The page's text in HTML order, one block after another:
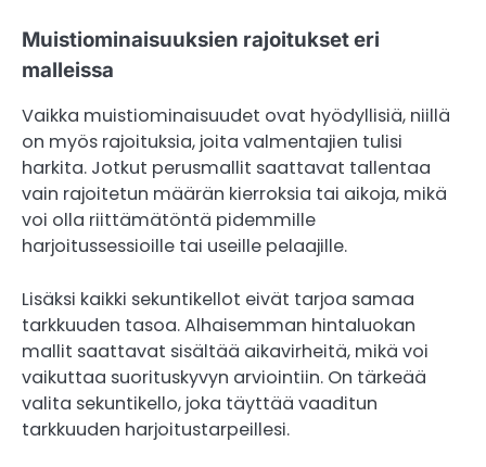
Muistiominaisuuksien rajoitukset eri
malleissa
Vaikka muistiominaisuudet ovat hyödyllisiä, niillä
on myös rajoituksia, joita valmentajien tulisi
harkita. Jotkut perusmallit saattavat tallentaa
vain rajoitetun määrän kierroksia tai aikoja, mikä
voi olla riittämätöntä pidemmille
harjoitussessioille tai useille pelaajille.
Lisäksi kaikki sekuntikellot eivät tarjoa samaa
tarkkuuden tasoa. Alhaisemman hintaluokan
mallit saattavat sisältää aikavirheitä, mikä voi
vaikuttaa suorituskyvyn arviointiin. On tärkeää
valita sekuntikello, joka täyttää vaaditun
tarkkuuden harjoitustarpeillesi.